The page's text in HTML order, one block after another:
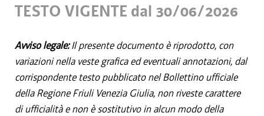
TESTO VIGENTE dal 30/06/2026
Avviso legale:Il presente documento è riprodotto, con
variazioni nella veste grafica ed eventuali annotazioni, dal
corrispondente testo pubblicato nel Bollettino ufficiale
della Regione Friuli Venezia Giulia, non riveste carattere
di ufficialità e non è sostitutivo in alcun modo della